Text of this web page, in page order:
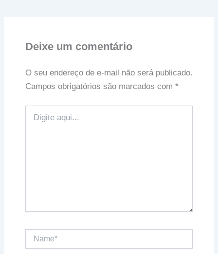
Deixe um comentário
O seu endereço de e-mail não será publicado.
Campos obrigatórios são marcados com *
aqui...